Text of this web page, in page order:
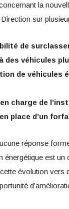
la
sur
de
des véhicules
de véhicules
charge de
place d’un
réponse
énergétique est
évolution vers